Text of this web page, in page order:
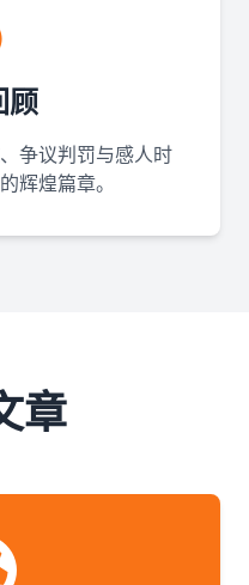
顾
争议判罚与感人时
辉煌篇章。
章